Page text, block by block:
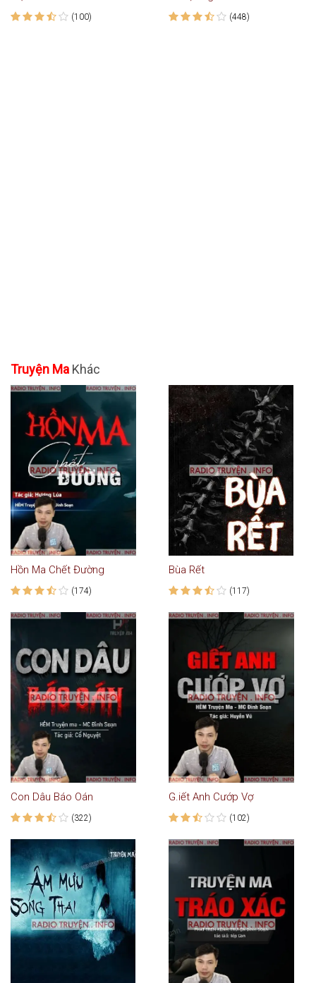
(100) (448)
Truyện Ma Khác
Hồn Ma Chết Đường
(174)
Bùa Rết
(117)
Con Dâu Báo Oán
(322)
G.iết Anh Cướp Vợ
(102)